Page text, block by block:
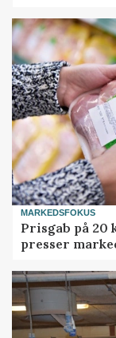
MARKEDSFOKUS
Prisgab på 20
presser